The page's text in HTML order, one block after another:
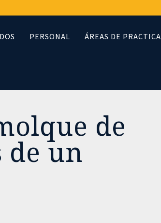
PERSONAL ÁREAS DE PRACTICA
de
de un